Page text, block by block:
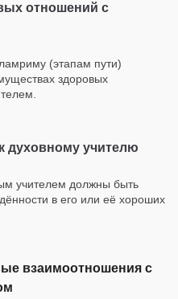
отношений с
(этапам пути)
здоровых
духовному учителю
учителем должны быть
в его или её хороших
взаимоотношения с